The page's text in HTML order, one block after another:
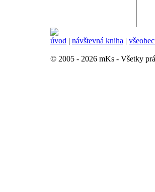
úvod | návštevná kniha |
© 2005 - 2026 mKs - Všetky